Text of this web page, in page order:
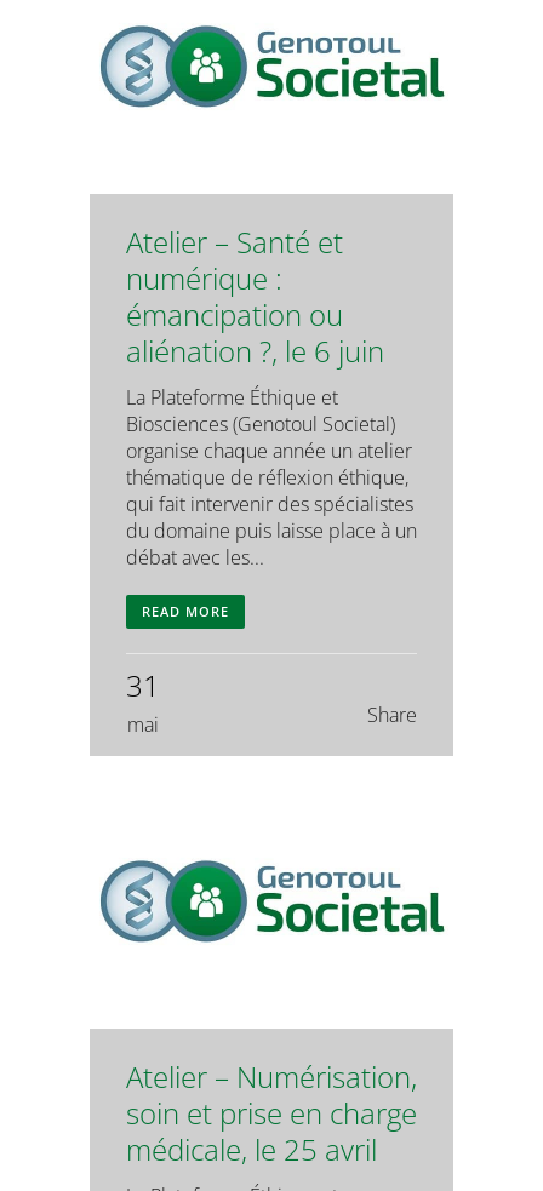
Atelier – Santé et
numérique :
émancipation ou
aliénation ?, le 6 juin
La Plateforme Éthique et
Biosciences (Genotoul Societal)
organise chaque année un atelier
thématique de réflexion éthique,
qui fait intervenir des spécialistes
du domaine puis laisse place à un
débat avec les...
READ MORE
31
mai Share
Atelier – Numérisation,
soin et prise en charge
médicale, le 25 avril